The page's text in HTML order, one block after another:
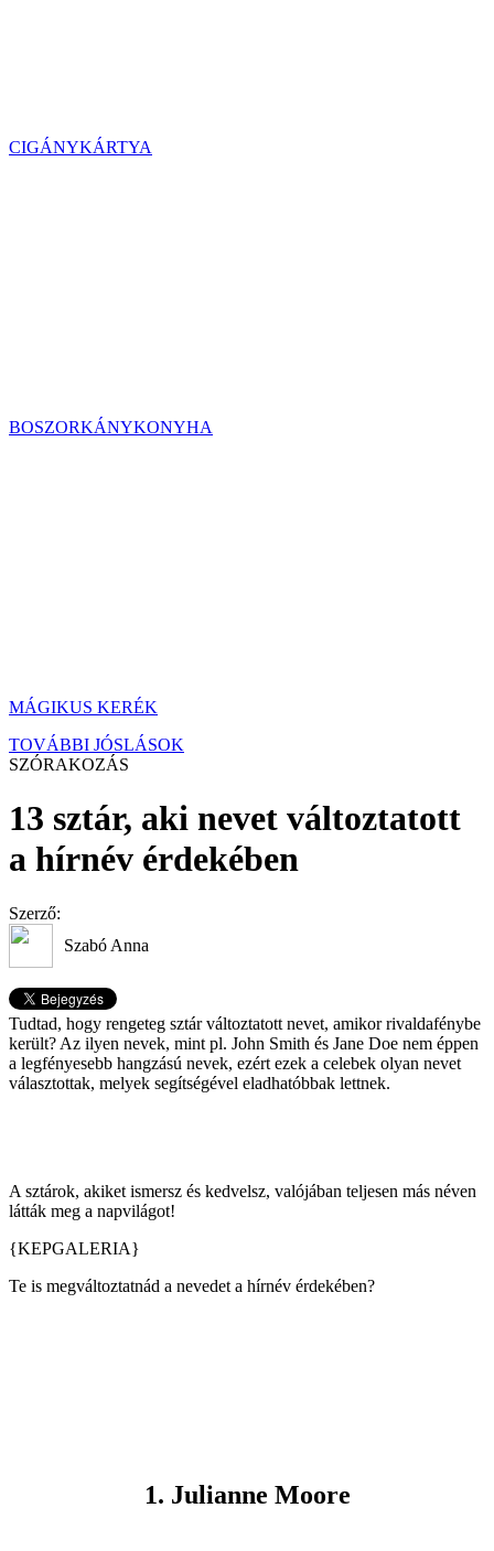
CIGÁNYKÁRTYA
BOSZORKÁNYKONYHA
MÁGIKUS KERÉK
TOVÁBBI JÓSLÁSOK
SZÓRAKOZÁS
13 sztár, aki nevet változtatott
a hírnév érdekében
Szerző:
Szabó Anna
Tudtad, hogy rengeteg sztár változtatott nevet, amikor rivaldafénybe
került? Az ilyen nevek, mint pl. John Smith és Jane Doe nem éppen
a legfényesebb hangzású nevek, ezért ezek a celebek olyan nevet
választottak, melyek segítségével eladhatóbbak lettnek.
A sztárok, akiket ismersz és kedvelsz, valójában teljesen más néven
látták meg a napvilágot!
{KEPGALERIA}
Te is megváltoztatnád a nevedet a hírnév érdekében?
1. Julianne Moore